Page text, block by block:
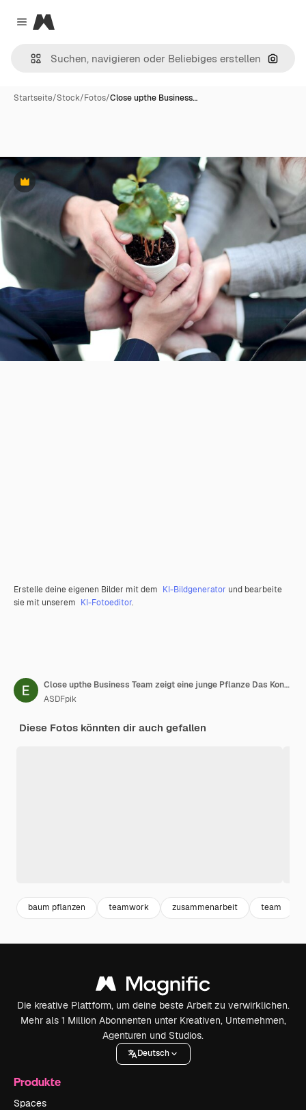
Close menu
Magnific
Nach
Startseite/Stock/Fotos/Close upthe Business…
Premium
Erstelle deine eigenen Bilder mit dem KI-Bildgenerator und bearbeite
sie mit unserem KI-Fotoeditor.
Close upthe Business Team zeigt eine junge Pflanze Das Konzept eines Startups
ASDFpik
Diese Fotos könnten dir auch gefallen
baum pflanzen teamwork zusammenarbeit team
Die kreative Plattform, um deine beste Arbeit zu verwirklichen.
Mehr als 1 Million Abonnenten unter Kreativen, Unternehmen,
Agenturen und Studios.
Deutsch
Produkte
Spaces